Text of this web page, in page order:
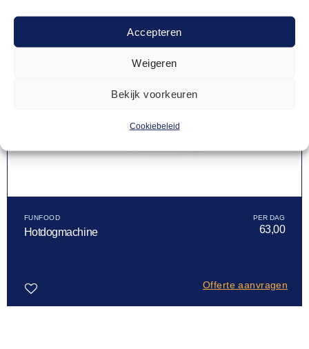
Accepteren
Weigeren
Bekijk voorkeuren
Cookiebeleid
FUNFOOD
Hotdogmachine 63,00
Offerte aanvragen